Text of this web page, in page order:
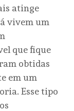
atinge
vivem um
que fique
obtidas
em um
Esse tipo